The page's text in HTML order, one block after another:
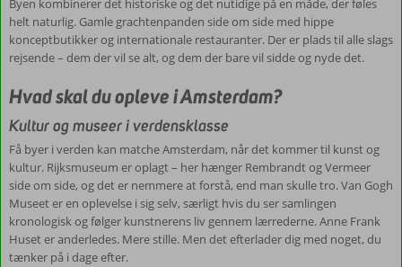
Byen kombinerer det historiske og det nutidige på en måde, der føles
helt naturlig. Gamle grachtenpanden side om side med hippe
konceptbutikker og internationale restauranter. Der er plads til alle slags
rejsende – dem der vil se alt, og dem der bare vil sidde og nyde det.
Hvad skal du opleve i Amsterdam?
Kultur og museer i verdensklasse
Få byer i verden kan matche Amsterdam, når det kommer til kunst og
kultur. Rijksmuseum er oplagt – her hænger Rembrandt og Vermeer
side om side, og det er nemmere at forstå, end man skulle tro. Van Gogh
Museet er en oplevelse i sig selv, særligt hvis du ser samlingen
kronologisk og følger kunstnerens liv gennem lærrederne. Anne Frank
Huset er anderledes. Mere stille. Men det efterlader dig med noget, du
tænker på i dage efter.